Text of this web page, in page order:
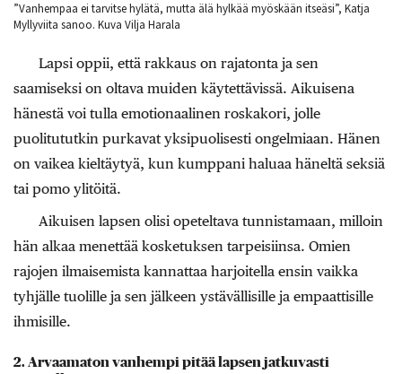
”Vanhempaa ei tarvitse hylätä, mutta älä hylkää myöskään itseäsi”, Katja
Myllyviita sanoo. Kuva Vilja Harala
Lapsi oppii, että rakkaus on rajatonta ja sen
saamiseksi on oltava muiden käytettävissä. Aikuisena
hänestä voi tulla emotionaalinen roskakori, jolle
puolitututkin purkavat yksipuolisesti ongelmiaan. Hänen
on vaikea kieltäytyä, kun kumppani haluaa häneltä seksiä
tai pomo ylitöitä.
Aikuisen lapsen olisi opeteltava tunnistamaan, milloin
hän alkaa menettää kosketuksen tarpeisiinsa. Omien
rajojen ilmaisemista kannattaa harjoitella ensin vaikka
tyhjälle tuolille ja sen jälkeen ystävällisille ja empaattisille
ihmisille.
2. Arvaamaton vanhempi pitää lapsen jatkuvasti